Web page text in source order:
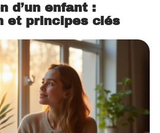
d’un enfant :
et principes clés